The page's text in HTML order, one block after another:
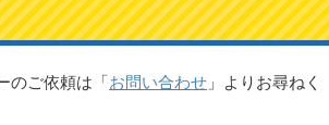
のご依頼は「お問い合わせ 」よりお尋ねく